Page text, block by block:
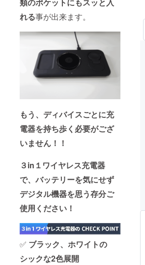
れる事が出来ます。
もう、ディバイスごとに充
電器を持ち歩く必要がござ
いません！！
３in１ワイヤレス充電器
で、バッテリーを気にせず
デジタル機器を思う存分ご
使用ください！
✅ ブラック、ホワイトの
シックな2色展開